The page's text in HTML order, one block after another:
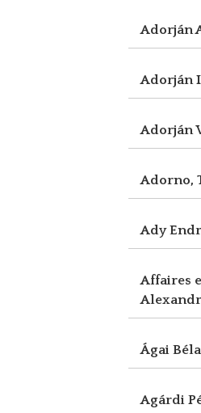
Adorján
Adorján
Adorján
Adorno,
Ady
Affaires
Ágai Béla
Agárdi